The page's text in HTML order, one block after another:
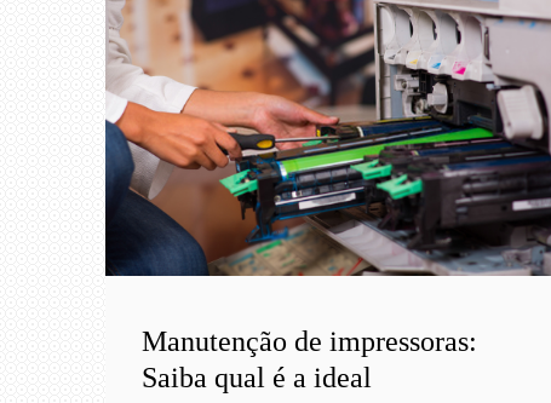
Manutenção de impressoras:
Saiba qual é a ideal